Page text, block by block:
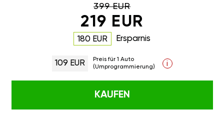
399 EUR
219 EUR
180 EUR Ersparnis
109 EUR
Preis für 1 Auto
(Umprogrammierung)
i
KAUFEN